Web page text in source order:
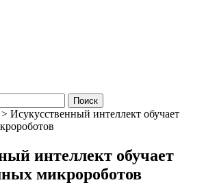
> Исукусственный интеллект обучает
интеллект обучает
микророботов